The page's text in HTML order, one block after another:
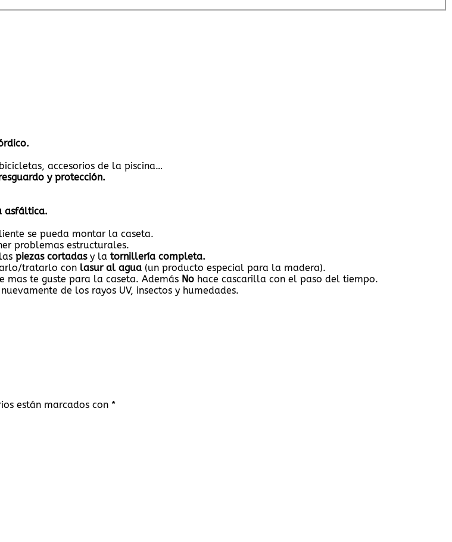
accesorios de la piscina…
y protección.
asfáltica.
se pueda montar la caseta.
problemas estructurales.
piezas cortadasy la tornillería completa.
tratarlo con lasur al agua (un producto especial para la madera).
mas te guste para la caseta. Además No hace cascarilla con el paso del tiempo.
de los rayos UV, insectos y humedades.
están marcados con *